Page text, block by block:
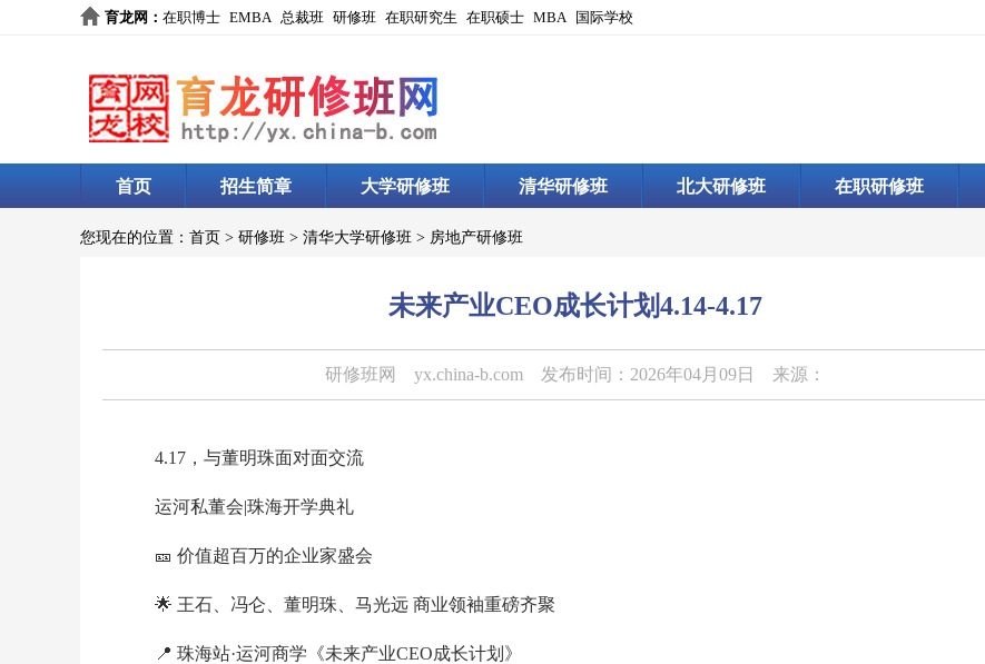
育龙网 ： 在职博士 EMBA 总裁班 研修班 在职研究生 在职硕士 MBA 国际学校
首页 招生简章 大学研修班 清华研修班 北大研修班 在职研修班
您现在的位置： 首页 > 研修班 > 清华大学研修班 > 房地产研修班
未来产业CEO成长计划4.14-4.17
研修班网 yx.china-b.com 发布时间：2026年04月09日 来源：
4.17，与董明珠面对面交流
运河私董会|珠海开学典礼
🎫 价值超百万的企业家盛会
🌟 王石、冯仑、董明珠、马光远 商业领袖重磅齐聚
📍 珠海站·运河商学《未来产业CEO成长计划》